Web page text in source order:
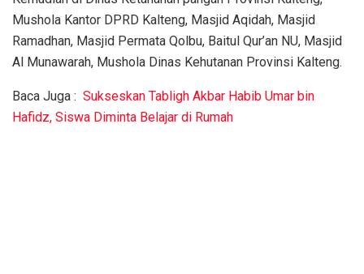
Mushola Kantor DPRD Kalteng, Masjid Aqidah, Masjid
Ramadhan, Masjid Permata Qolbu, Baitul Qur’an NU, Masjid
Al Munawarah, Mushola Dinas Kehutanan Provinsi Kalteng.
Baca Juga : Sukseskan Tabligh Akbar Habib Umar bin
Hafidz, Siswa Diminta Belajar di Rumah